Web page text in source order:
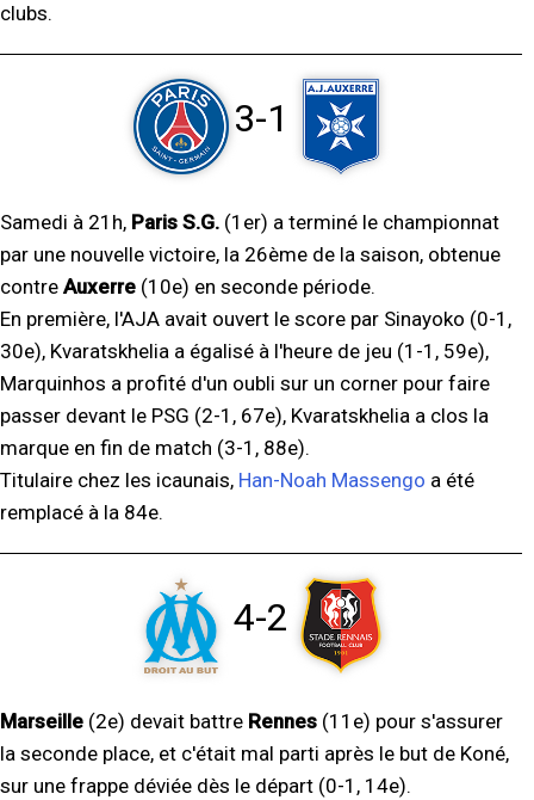
clubs.
3-1
Samedi à 21h, Paris S.G. (1er) a terminé le championnat
par une nouvelle victoire, la 26ème de la saison, obtenue
contre Auxerre (10e) en seconde période.
En première, l'AJA avait ouvert le score par Sinayoko (0-1,
30e), Kvaratskhelia a égalisé à l'heure de jeu (1-1, 59e),
Marquinhos a profité d'un oubli sur un corner pour faire
passer devant le PSG (2-1, 67e), Kvaratskhelia a clos la
marque en fin de match (3-1, 88e).
Titulaire chez les icaunais, Han-Noah Massengo a été
remplacé à la 84e.
4-2
Marseille (2e) devait battre Rennes (11e) pour s'assurer
la seconde place, et c'était mal parti après le but de Koné,
sur une frappe déviée dès le départ (0-1, 14e).